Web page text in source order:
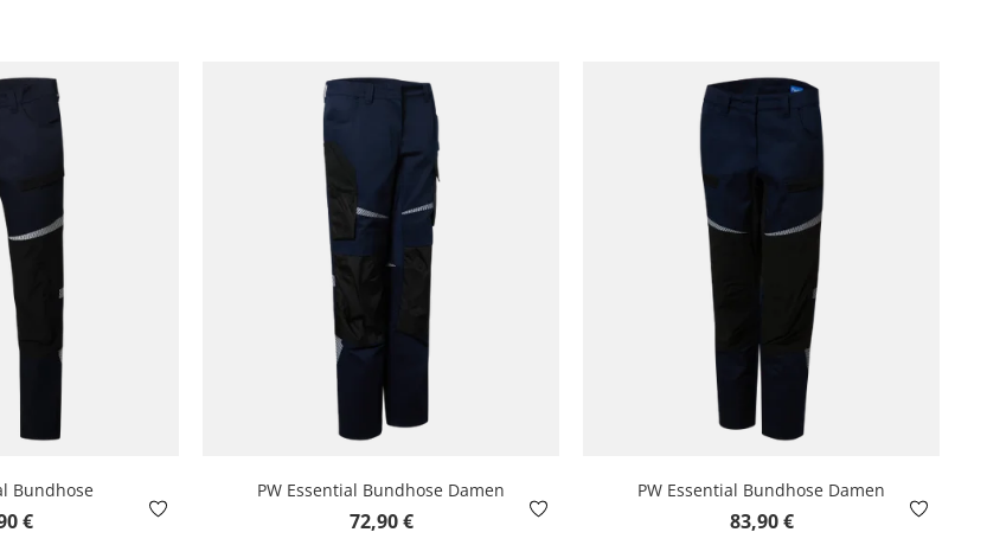
Bundhose
Preis:
€
PW Essential Bundhose Damen
Regulärer Preis:
72,90 €
PW Essential Bundhose Damen
Regulärer Preis:
83,90 €